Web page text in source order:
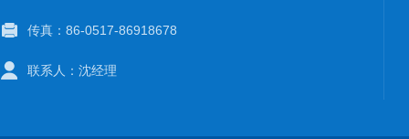
传真：86-0517-86918678
联系人：沈经理